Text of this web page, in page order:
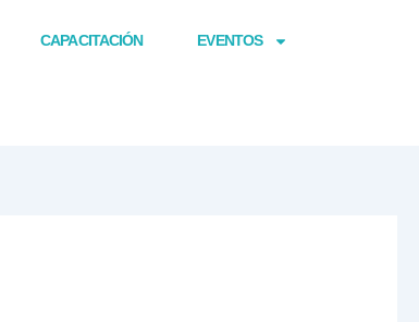
CAPACITACIÓN EVENTOS